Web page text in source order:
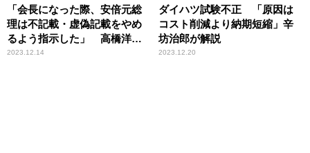
「会長になった際、安倍元総
理は不記載・虚偽記載をやめ
るよう指示した」 高橋洋一
が言及
2023.12.14
ダイハツ試験不正 「原因は
コスト削減より納期短縮」辛
坊治郎が解説
2023.12.20